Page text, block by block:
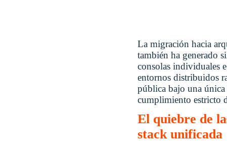
La migración hacia
también ha generado
consolas individuales
entornos distribuidos
pública bajo una
cumplimiento estricto
El quiebre de
stack unificada